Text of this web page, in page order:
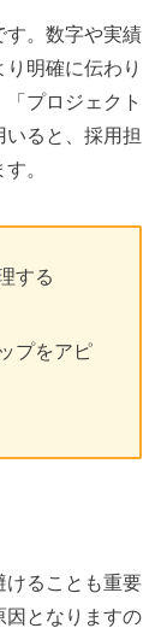
す。数字や実績
明確に伝わり
プロジェクト
ると、採用担
。
する
プをアピ
けることも重要
因となりますの